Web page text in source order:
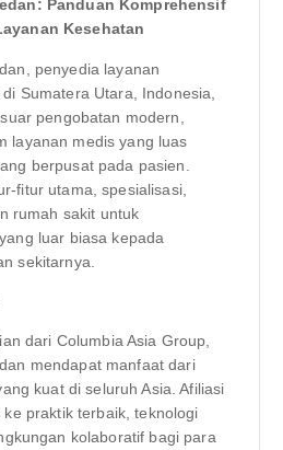
Panduan Komprehensif
Kesehatan
penyedia layanan
Sumatera Utara, Indonesia,
pengobatan modern,
layanan medis yang luas
berpusat pada pasien.
fitur utama, spesialisasi,
rumah sakit untuk
luar biasa kepada
sekitarnya.
dari Columbia Asia Group,
mendapat manfaat dari
kuat di seluruh Asia. Afiliasi
praktik terbaik, teknologi
kolaboratif bagi para